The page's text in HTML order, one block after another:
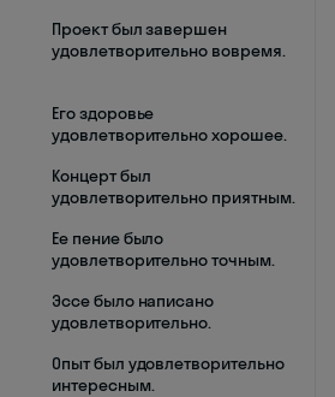
Проект был завершен
удовлетворительно вовремя.
Его здоровье
удовлетворительно хорошее.
Концерт был
удовлетворительно приятным.
Ее пение было
удовлетворительно точным.
Эссе было написано
удовлетворительно.
Опыт был удовлетворительно
интересным.